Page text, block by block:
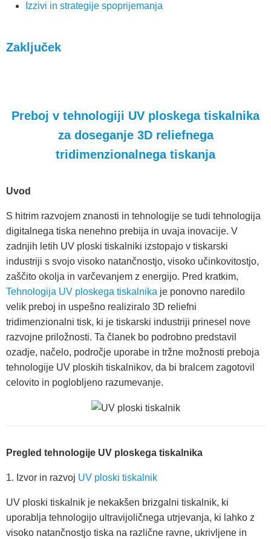
Izzivi in strategije spoprijemanja
Zaključek
Preboj v tehnologiji UV ploskega tiskalnika
za doseganje 3D reliefnega
tridimenzionalnega tiskanja
Uvod
S hitrim razvojem znanosti in tehnologije se tudi tehnologija
digitalnega tiska nenehno prebija in uvaja inovacije. V
zadnjih letih UV ploski tiskalniki izstopajo v tiskarski
industriji s svojo visoko natančnostjo, visoko učinkovitostjo,
zaščito okolja in varčevanjem z energijo. Pred kratkim,
Tehnologija UV ploskega tiskalnika je ponovno naredilo
velik preboj in uspešno realiziralo 3D reliefni
tridimenzionalni tisk, ki je tiskarski industriji prinesel nove
razvojne priložnosti. Ta članek bo podrobno predstavil
ozadje, načelo, področje uporabe in tržne možnosti preboja
tehnologije UV ploskih tiskalnikov, da bi bralcem zagotovil
celovito in poglobljeno razumevanje.
Pregled tehnologije UV ploskega tiskalnika
1. Izvor in razvoj UV ploski tiskalnik
UV ploski tiskalnik je nekakšen brizgalni tiskalnik, ki
uporablja tehnologijo ultravijoličnega utrjevanja, ki lahko z
visoko natančnostjo tiska na različne ravne, ukrivljene in